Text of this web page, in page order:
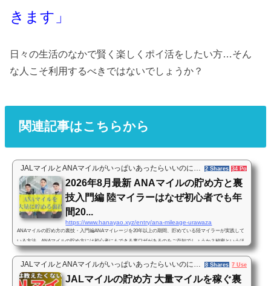
きます」
日々の生活のなかで賢く楽しくポイ活をしたい方…そん
な人こそ利用するべきではないでしょうか？
関連記事はこちらから
JALマイルとANAマイルがいっぱいあったらいいのに… 2 Shares 34 Pockets
2026年8月最新 ANAマイルの貯め方と裏
技入門編 陸マイラーはなぜ初心者でも年
間20...
https://www.hanayao.xyz/entry/ana-mileage-urawaza
ANAマイルの貯め方の裏技・入門編ANAマイレージを20年以上の期間、貯めている陸マイラーが実践して
いる方法、ANAマイルの貯め方には初心者にもできる裏ワザがあるのをご存知でしょうか？秘密というほ
どではないのですが、一般の人にはあまり知られていない、効率的にANAマイルを貯める方法があるんで
す。私も初めて聞いた時はこう思いました。「ANAマイルの貯め方や使い方に裏ワザがある？なんか胡散
臭いな…」けれども実際にこの裏ワザを使うようになってからは、初心者の私でも1年間に20万マイル以
上のANAマイルを貯めることができま...
JALマイルとANAマイルがいっぱいあったらいいのに… 8 Shares 7 Users 25
JALマイルの貯め方 大量マイルを稼ぐ裏